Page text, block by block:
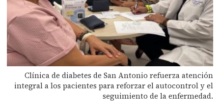
Clínica de diabetes de San Antonio refuerza atención
integral a los pacientes para reforzar el autocontrol y el
seguimiento de la enfermedad.